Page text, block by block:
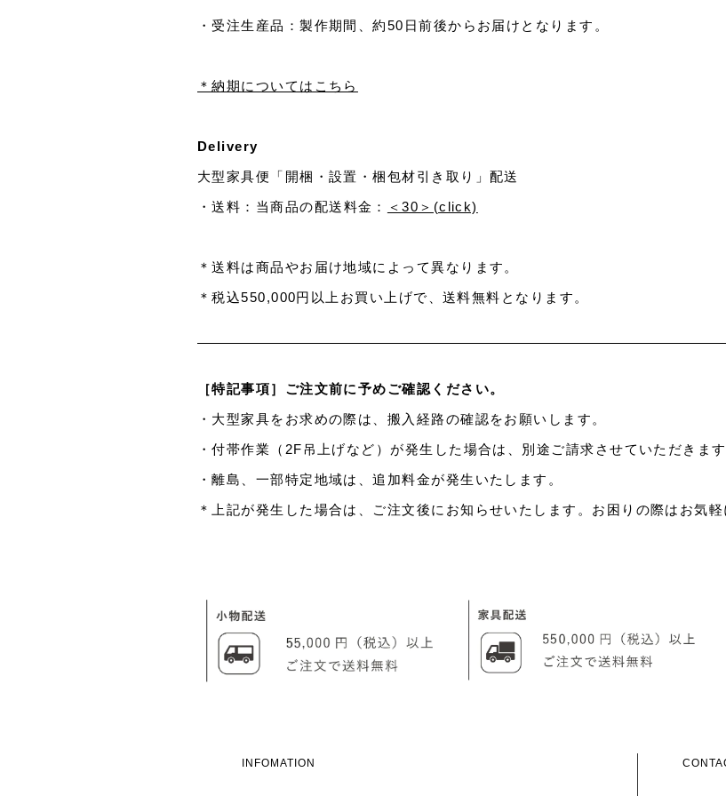
・受注生産品：製作期間、約50日前後からお届けとなります。
＊納期についてはこちら
Delivery
大型家具便「開梱・設置・梱包材引き取り」配送
・送料： 当商品の配送料金： ＜30＞(click)
＊送料は商品やお届け地域によって異なります。
＊税込550,000円以上お買い上げで、送料無料となります。
［特記事項］ご注文前に予めご確認ください。
・大型家具をお求めの際は、搬入経路の確認をお願いします。
・付帯作業（2F吊上げなど）が発生した場合は、別途ご請求させていただきます
・離島、一部特定地域は、追加料金が発生いたします。
＊上記が発生した場合は、ご注文後にお知らせいたします。お困りの際はお気軽
INFOMATION